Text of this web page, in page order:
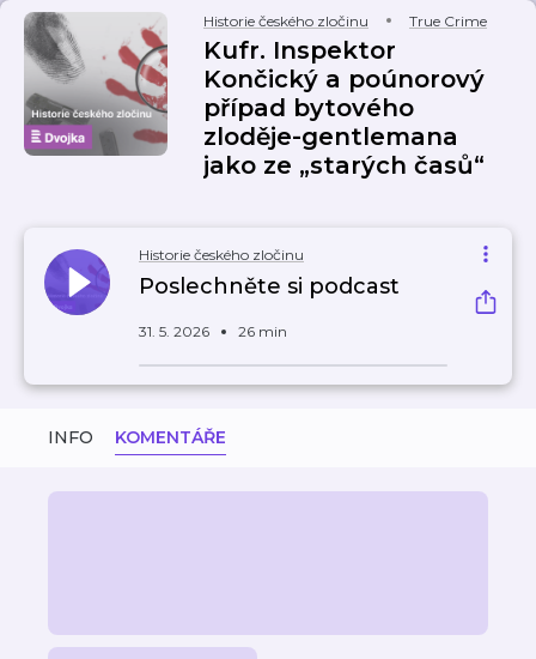
Historie českého zločinu True Crime
Kufr. Inspektor
Končický a poúnorový
případ bytového
zloděje-gentlemana
jako ze „starých časů“
Historie českého zločinu
Poslechněte si podcast
31. 5. 2026 26 min
INFO KOMENTÁŘE